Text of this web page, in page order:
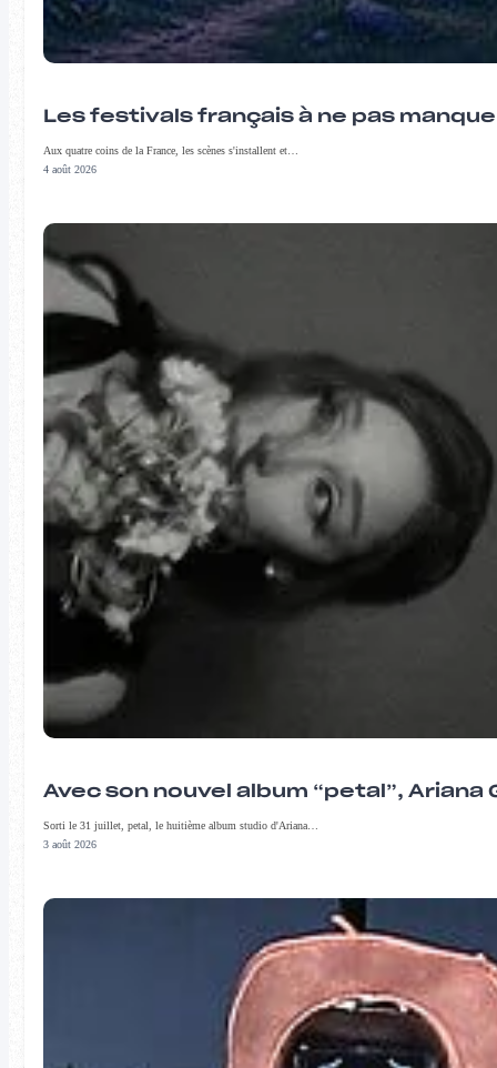
Les festivals français à ne pas
Aux quatre coins de la France, les scènes s'installent et…
4 août 2026
Avec son nouvel album “petal”,
Sorti le 31 juillet, petal, le huitième album studio d'Ariana…
3 août 2026